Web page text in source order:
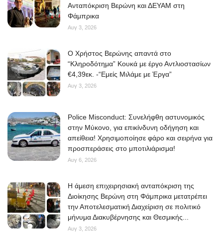
Ανταπόκριση Βερώνη και ΔΕΥΑΜ στη
Φάμπρικα
Αυγ 3, 2026
O Χρήστος Βερώνης απαντά στο
“Κληροδότημα” Κουκά με έργο Αντλιοστασίων
€4,39εκ. -“Εμείς Μιλάμε με Έργα”
Αυγ 3, 2026
Police Misconduct: Συνελήφθη αστυνομικός
στην Μύκονο, για επικίνδυνη οδήγηση και
απείθεια! Χρησιμοποίησε φάρο και σειρήνα για
προσπεράσεις στο μποτιλιάρισμα!
Αυγ 6, 2026
Η άμεση επιχειρησιακή ανταπόκριση της
Διοίκησης Βερώνη στη Φάμπρικα μετατρέπει
την Αποτελεσματική Διαχείριση σε πολιτικό
μήνυμα Διακυβέρνησης και Θεσμικής...
Αυγ 3, 2026